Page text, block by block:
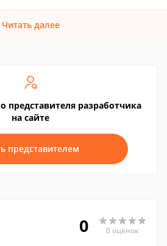
Читать далее
представителя разработчика
на сайте
представителем
0 0 оценок